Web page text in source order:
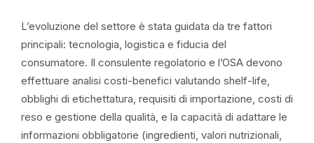
L’evoluzione del settore è stata guidata da tre fattori
principali: tecnologia, logistica e fiducia del
consumatore. Il consulente regolatorio e l’OSA devono
effettuare analisi costi-benefici valutando shelf-life,
obblighi di etichettatura, requisiti di importazione, costi di
reso e gestione della qualità, e la capacità di adattare le
informazioni obbligatorie (ingredienti, valori nutrizionali,